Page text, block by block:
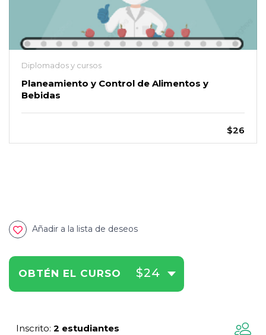
Diplomados y cursos
Planeamiento y Control de Alimentos y
Bebidas
$26
Añadir a la lista de deseos
OBTÉN EL CURSO $24
Inscrito: 2 estudiantes